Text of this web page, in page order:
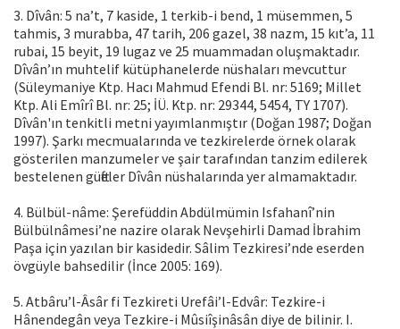
3. Dîvân: 5 na’t, 7 kaside, 1 terkib-i bend, 1 müsemmen, 5
tahmis, 3 murabba, 47 tarih, 206 gazel, 38 nazm, 15 kıt’a, 11
rubai, 15 beyit, 19 lugaz ve 25 muammadan oluşmaktadır.
Dîvân’ın muhtelif kütüphanelerde nüshaları mevcuttur
(Süleymaniye Ktp. Hacı Mahmud Efendi Bl. nr: 5169; Millet
Ktp. Ali Emîrî Bl. nr: 25; İÜ. Ktp. nr: 29344, 5454, TY 1707).
Dîvân'ın tenkitli metni yayımlanmıştır (Doğan 1987; Doğan
1997). Şarkı mecmualarında ve tezkirelerde örnek olarak
gösterilen manzumeler ve şair tarafından tanzim edilerek
bestelenen güfteler Dîvân nüshalarında yer almamaktadır.
4. Bülbül-nâme: Şerefüddin Abdülmümin Isfahanî’nin
Bülbülnâmesi’ne nazire olarak Nevşehirli Damad İbrahim
Paşa için yazılan bir kasidedir. Sâlim Tezkiresi’nde eserden
övgüyle bahsedilir (İnce 2005: 169).
5. Atbâru’l-Âsâr fi Tezkireti Urefâi’l-Edvâr: Tezkire-i
Hânendegân veya Tezkire-i Mûsiîşinâsân diye de bilinir. I.